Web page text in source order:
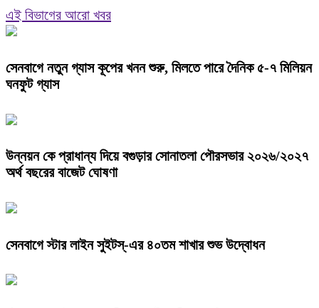
এই বিভাগের আরো খবর
সেনবাগে নতুন গ্যাস কূপের খনন শুরু, মিলতে পারে দৈনিক ৫-৭ মিলিয়ন
ঘনফুট গ্যাস
উন্নয়ন কে প্রাধান্য দিয়ে বগুড়ার সোনাতলা পৌরসভার ২০২৬/২০২৭
অর্থ বছরের বাজেট ঘোষণা
সেনবাগে স্টার লাইন সুইটস্-এর ৪০তম শাখার শুভ উদ্বোধন